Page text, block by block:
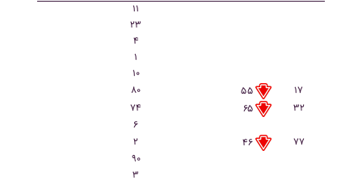
۱۱
۲۳
۴
۱
۱۰
۸۰
۵۵
۱۷
۷۴
۶۵
۳۲
۶
۲
۴۶
۷۷
۹۰
۳